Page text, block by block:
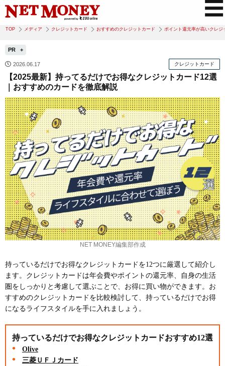
TOP メディア クレジットカード おすすめのクレジットカード ポイント還元率が高いクレジ
PR
2026.06.17 クレジットカード
【2025最新】持ってるだけでお得なクレジットカード12選
｜おすすめのカードを徹底解説
NET MONEY編集部作成
持っているだけでお得なクレジットカードを12つに厳選して紹介し
ます。クレジットカードは年会費やポイントの還元率、自身の生活
圏をしっかりと考慮して選ぶことで、お得に買い物ができます。お
すすめのクレジットカードを比較検討して、持っているだけでお得
になるライフスタイルを手に入れましょう。
持っているだけでお得なクレジットカードおすすめ12選
Olive
三菱ＵＦＪカード